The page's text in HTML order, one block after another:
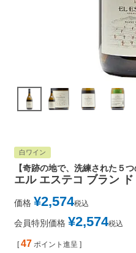
白ワイン
【奇跡の地で、洗練された５つ
エル エステコ ブラン
価格 ¥2,574税込
会員特別価格 ¥2,574税込
[ 47 ポイント進呈 ]